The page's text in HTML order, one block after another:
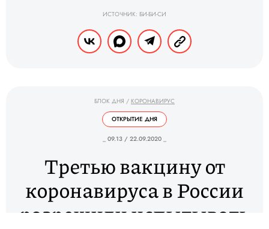
ИСТОЧНИК: БИ-БИ-СИ
БЛОК ДНЯ / КОРОНАВИРУС
ОТКРЫТИЕ ДНЯ
_ 09.13 / 22.09.2020 _
Третью вакцину от
коронавируса в России
разрешили испытывать